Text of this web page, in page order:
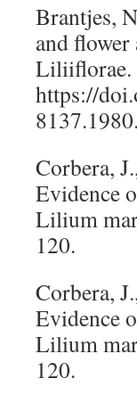
Brantjes,
and
Liliiflorae.
https://
Corbera,
Evidence
Lilium
120.
Corbera,
Evidence
Lilium
120.